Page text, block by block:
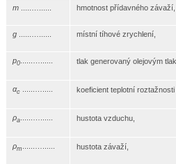
m hmotnost přídavného závaží,
g místní tíhové zrychlení,
p0 tlak generovaný olejovým
αc koeficient teplotní roztažnosti
ρa hustota vzduchu,
ρm hustota závaží,